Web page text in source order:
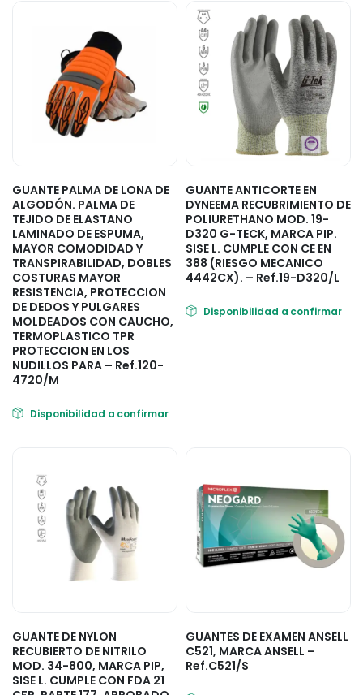
GUANTE PALMA DE LONA DE
ALGODÓN. PALMA DE
TEJIDO DE ELASTANO
LAMINADO DE ESPUMA,
MAYOR COMODIDAD Y
TRANSPIRABILIDAD, DOBLES
COSTURAS MAYOR
RESISTENCIA, PROTECCION
DE DEDOS Y PULGARES
MOLDEADOS CON CAUCHO,
TERMOPLASTICO TPR
PROTECCION EN LOS
NUDILLOS PARA – Ref.120-
4720/M
Disponibilidad a confirmar
GUANTE ANTICORTE EN
DYNEEMA RECUBRIMIENTO DE
POLIURETHANO MOD. 19-
D320 G-TECK, MARCA PIP.
SISE L. CUMPLE CON CE EN
388 (RIESGO MECANICO
4442CX). – Ref.19-D320/L
Disponibilidad a confirmar
GUANTE DE NYLON
RECUBIERTO DE NITRILO
MOD. 34-800, MARCA PIP,
SISE L. CUMPLE CON FDA 21
GUANTES DE EXAMEN ANSELL
C521, MARCA ANSELL –
Ref.C521/S